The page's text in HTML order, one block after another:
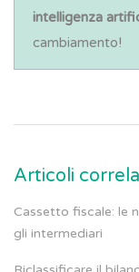
intelligenza
cambiamento!
Articoli
Cassetto fiscale: le
gli intermediari